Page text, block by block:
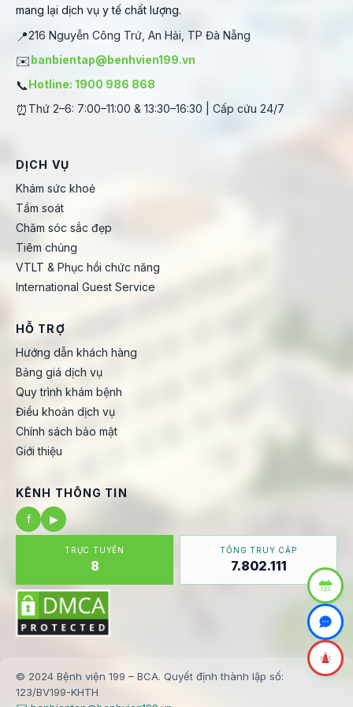
mang lại dịch vụ y tế chất lượng.
📍216 Nguyễn Công Trứ, An Hải, TP Đà Nẵng
✉️banbientap@benhvien199.vn
📞Hotline: 1900 986 868
⏰ Thứ 2–6: 7:00–11:00 & 13:30–16:30 | Cấp cứu 24/7
DỊCH VỤ
Khám sức khoẻ
Tầm soát
Chăm sóc sắc đẹp
Tiêm chủng
VTLT & Phục hồi chức năng
International Guest Service
HỖ TRỢ
Hướng dẫn khách hàng
Bảng giá dịch vụ
Quy trình khám bệnh
Điều khoản dịch vụ
Chính sách bảo mật
Giới thiệu
KÊNH THÔNG TIN
f
▶
TRỰC TUYẾN
8
TỔNG TRUY CẬP
7.802.111
© 2024 Bệnh viện 199 – BCA. Quyết định thành lập số:
123/BV199-KHTH